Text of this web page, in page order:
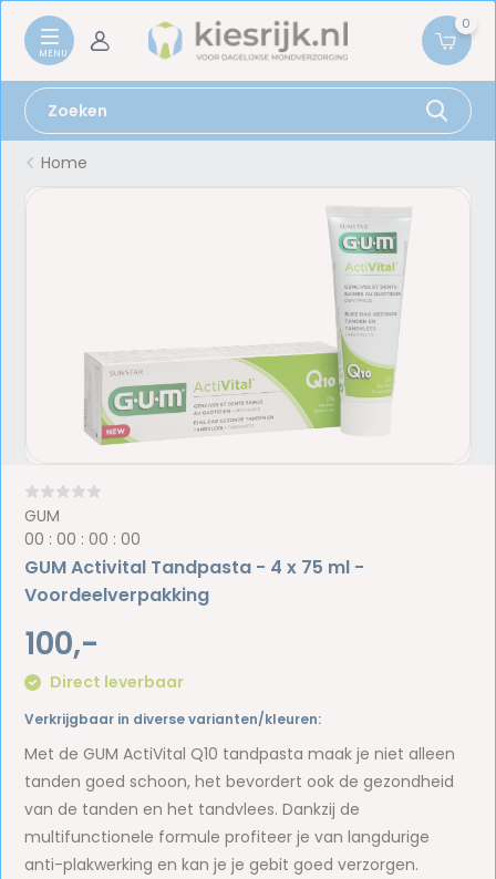
0
Home
GUM
00 :00 :00 :00
GUM Activital Tandpasta - 4 x 75 ml -
Voordeelverpakking
100,-
Direct leverbaar
Verkrijgbaar in diverse varianten/kleuren:
Met de GUM ActiVital Q10 tandpasta maak je niet alleen
tanden goed schoon, het bevordert ook de gezondheid
van de tanden en het tandvlees. Dankzij de
multifunctionele formule profiteer je van langdurige
anti-plakwerking en kan je je gebit goed verzorgen.